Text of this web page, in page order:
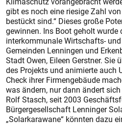
gibt es noch eine riesige Zahl
bestückt sind.“ Dieses große
gewinnen. Ins Boot geholt wurde
interkommunale Wirtschafts-
Gemeinden Lenningen und
Stadt Owen, Eileen Gerstner. Sie
des Projekts und animierte auch
Check ihrer Firmengebäude
was ändern, nur dann ändert
Rolf Stasch, seit 2003
Bürgergesellschaft Lenninger
„Solarkarawane“ könnten dazu